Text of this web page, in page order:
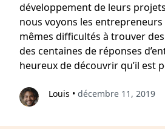
développement de leurs
nous voyons les
mêmes difficultés à trouver des
des centaines de réponses
heureux de découvrir qu’il est
Louis • décembre 11, 2019